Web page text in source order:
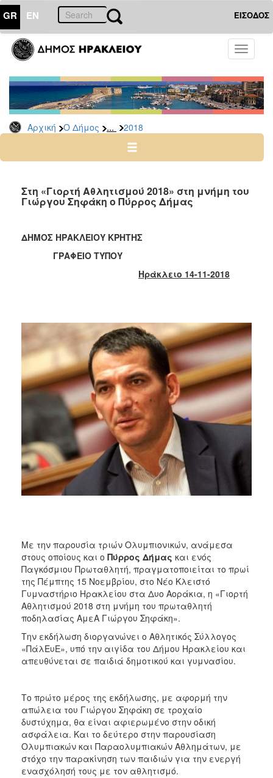
GR EN ΕΙΣΟΔΟΣ
Toggle
Αρχική Ο Δήμος ... 2018
ΔΗΜΟΣ
Δελτία
Τύπου
Αρχείο
2026
2024
2022
2020
2019
2013
2012
2011
2010
ΤΟΠΟΣ
ΑΝΘΕΚΤΙΚΗ
ΠΟΛΗ
Στη «Γιορτή Αθλητισμού 2018» στη μνήμη του
Γιώργου Σηφάκη ο Πύρρος Δήμας
ΔΗΜΟΣ ΗΡΑΚΛΕΙΟΥ ΚΡΗΤΗΣ
ΓΡΑΦΕΙΟ ΤΥΠΟΥ
Ηράκλειο 14-11-2018
Με την παρουσία τριών Ολυμπιονικών, ανάμεσα
στους οποίους και ο Πύρρος Δήμας και ενός
Παγκόσμιου Πρωταθλητή, πραγματοποιείται το πρωί
της Πέμπτης 15 Νοεμβρίου, στο Νέο Κλειστό
Γυμναστήριο Ηρακλείου στα Δυο Αοράκια, η «Γιορτή
Αθλητισμού 2018 στη μνήμη του πρωταθλητή
ποδηλασίας ΑμεΑ Γιώργου Σηφάκη».
Την εκδήλωση διοργανώνει ο Αθλητικός Σύλλογος
«ΠάλEυE», υπό την αιγίδα του Δήμου Ηρακλείου και
απευθύνεται σε παιδιά δημοτικού και γυμνασίου.
Το πρώτο μέρος της εκδήλωσης, με αφορμή την
απώλεια του Γιώργου Σηφάκη σε τροχαίο
δυστύχημα, θα είναι αφιερωμένο στην οδική
ασφάλεια. Και το δεύτερο στην παρουσίαση
Ολυμπιακών και Παραολυμπιακών Αθλημάτων, με
στόχο την παρακίνηση των παιδιών για την ενεργή
ενασχόλησή τους με τον αθλητισμό.